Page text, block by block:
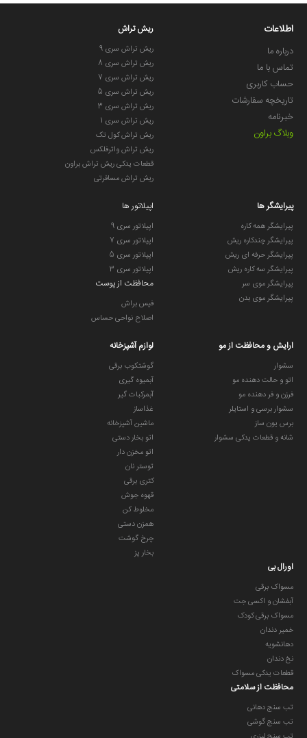
اطلاعات
درباره ما
تماس با ما
حساب کاربری
تاریخچه سفارشات
خبرنامه
وبلاگ براون
ریش تراش
ریش تراش سری 9
ریش تراش سری 8
ریش تراش سری 7
ریش تراش سری 5
ریش تراش سری 3
ریش تراش سری 1
ریش تراش کول تک
ریش تراش واترفلکس
قطعات یدکی ریش تراش براون
ریش تراش مسافرتی
پیرایشگر ها
پیرایشگر همه کاره
پیرایشگر چندکاره ریش
پیرایشگر حرفه ای ریش
پیرایشگر سه کاره ریش
پیرایشگر موی سر
پیرایشگر موی بدن
اپیلاتور ها
اپیلاتور سری 9
اپیلاتور سری 7
اپیلاتور سری 5
اپیلاتور سری 3
محافظت از پوست
فیس براش
اصلاح نواحی حساس
ارایش و محافظت از مو
سشوار
اتو و حالت دهنده مو
فرزن و فر دهنده مو
سشوار برسی و استایلر
برس یون ساز
شانه و قطعات یدکی سشوار
لوازم آشپزخانه
گوشتکوب برقی
آبمیوه گیری
آبمرکبات گیر
غذاساز
ماشین آشپزخانه
اتو بخار دستی
اتو مخزن دار
توستر نان
کتری برقی
قهوه جوش
مخلوط کن
همزن دستی
چرخ گوشت
بخار پز
اورال بی
مسواک برقی
آبفشان و اکسی جت
مسواک برقی کودک
خمیر دندان
دهانشویه
نخ دندان
قطعات یدکی مسواک
محافظت از سلامتی
تب سنج دهانی
تب سنج گوشی